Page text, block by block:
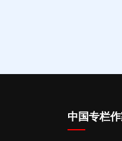
中国专栏